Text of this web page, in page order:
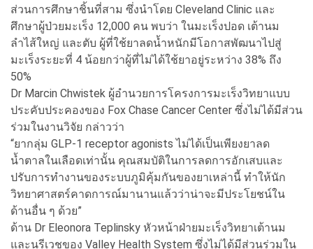
ส่วนการศึกษาชิ้นที่สาม ซึ่งนำโดย Cleveland Clinic และ
ศึกษาผู้ป่วยมะเร็ง 12,000 คน พบว่า ในมะเร็งปอด เต้านม
ลำไส้ใหญ่ และตับ ผู้ที่ใช้ยาลดน้ำหนักมีโอกาสพัฒนาไปสู่
มะเร็งระยะที่ 4 น้อยกว่าผู้ที่ไม่ได้ใช้ยาอยู่ระหว่าง 38% ถึง
50%
Dr Marcin Chwistek ผู้อำนวยการโครงการมะเร็งวิทยาแบบ
ประคับประคองของ Fox Chase Cancer Center ซึ่งไม่ได้มีส่วน
ร่วมในงานวิจัย กล่าวว่า
“ยากลุ่ม GLP-1 receptor agonists ไม่ได้เป็นเพียงยาลด
น้ำตาลในเลือดเท่านั้น คุณสมบัติในการลดการอักเสบและ
ปรับการทำงานของระบบภูมิคุ้มกันของยาเหล่านี้ ทำให้นัก
วิทยาศาสตร์คาดการณ์มานานแล้วว่าน่าจะมีประโยชน์ใน
ด้านอื่น ๆ ด้วย”
ด้าน Dr Eleonora Teplinsky หัวหน้าฝ่ายมะเร็งวิทยาเต้านม
และนรีเวชของ Valley Health System ซึ่งไม่ได้มีส่วนร่วมใน